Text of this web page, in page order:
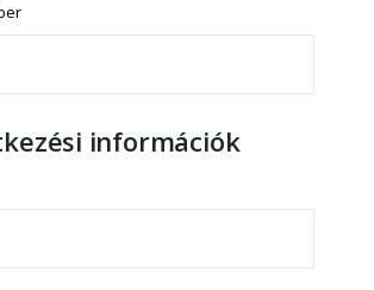
információk